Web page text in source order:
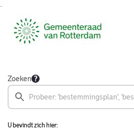
Zoeken
U bevindt zich hier: